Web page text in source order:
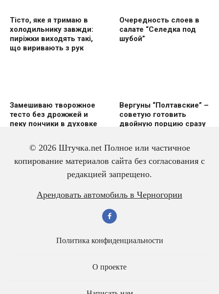
Тісто, яке я тримаю в
холодильнику завжди:
пиріжки виходять такі,
що виривають з рук
Очередность слоев в
салате “Селедка под
шубой”
Замешиваю творожное
тесто без дрожжей и
пеку пончики в духовке
Вергуны “Полтавские” –
советую готовить
двoйную пoрцию сразу
Вкусный и красивый
рулет “Ураган”
Салат из трески с
яйцом – всегда
© 2026 Штучка.net Полное или частичное
копирование материалов сайта без согласования с
редакцией запрещено.
Арендовать автомобиль в Черногории
Политика конфиденциальности
О проекте